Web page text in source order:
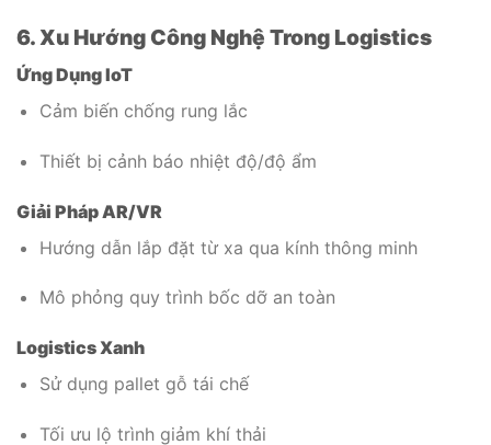
6. Xu Hướng Công Nghệ Trong Logistics
Ứng Dụng IoT
Cảm biến chống rung lắc
Thiết bị cảnh báo nhiệt độ/độ ẩm
Giải Pháp AR/VR
Hướng dẫn lắp đặt từ xa qua kính thông minh
Mô phỏng quy trình bốc dỡ an toàn
Logistics Xanh
Sử dụng pallet gỗ tái chế
Tối ưu lộ trình giảm khí thải